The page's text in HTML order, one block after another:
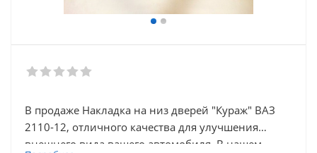
В продаже Накладка на низ дверей "Кураж" ВАЗ
2110-12, отличного качества для улучшения
внешнего вида вашего автомобиля. В нашем